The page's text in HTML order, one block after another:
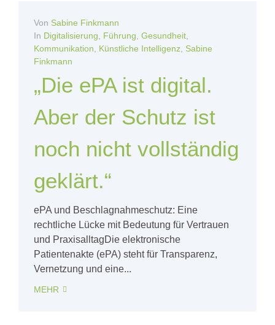
Von Sabine Finkmann
In Digitalisierung Führung Gesundheit
Kommunikation
Künstliche Intelligenz Sabine
Finkmann
„Die ePA ist digital.
Aber der Schutz ist
noch nicht vollständig
geklärt.“
ePA und Beschlagnahmeschutz: Eine
rechtliche Lücke mit Bedeutung für Vertrauen
und PraxisalltagDie elektronische
Patientenakte (ePA) steht für Transparenz,
Vernetzung und eine...
MEHR